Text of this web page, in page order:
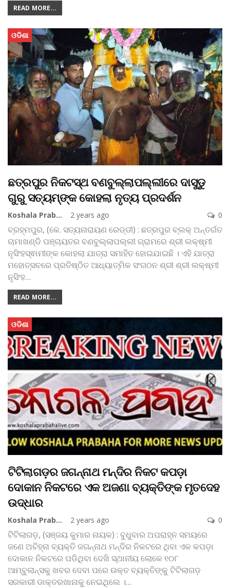
READ MORE...
ଓଡିଶା
ଛତ୍ରପୁର ନିକଟସ୍ଥ ବଣବୁଲ୍ଲାପଲ୍ଲୀରେ ଦାସୁଡୁ
ଗୁରୁ ସତ୍ୟମ୍‌ଙ୍କ କୋହଲା ନୃତ୍ୟ ପ୍ରଦର୍ଶନ
Koshala Prabaha 2 years ago 0
ବ୍ରହ୍ମପୁର, (କେ. ସତ୍ୟନାରାୟଣ ରେଡ୍ଡୀ) : ଛତ୍ରପୁର ବ୍ଲକ୍ ଅନ୍ତର୍ଗତ
ଚାମାଖଣ୍ଡି ପଞ୍ଚାୟତର ବଣବୁଲ୍ଲାପଲ୍ଲୀ ଗ୍ରାମରେ ଶ୍ରୀ ଲକ୍ଷ୍ମୀ
ନୃସିଂହସ୍ଵାମୀଙ୍କ କୋହଲା ଯାତ୍ରା ସମାହିତ ହୋଇଯାଇଛି । ଏହି ଯାତ୍ରା
ମହୋତ୍ସବରେ ପ୍ରତିଷ୍ଠିତ ଆଧ୍ୟାତ୍ମିକ ସଂଗଠନ ଶ୍ରୀ ଶ୍ରୀ ଲକ୍ଷ୍ମୀ
ନୃସିଂହ…
READ MORE...
ଓଡିଶା
ଟିଟିଲାଗଡ଼ର ଜଗନ୍ନାଥ ମନ୍ଦିର ନିକଟ କପଡ଼ା
ଦୋକାନ ନିକଟରେ ଏକ ଅଜଣା ବ୍ୟକ୍ତିଙ୍କ ମୃତଦେହ
ଉଦ୍ଧାର
Koshala Prabaha 2 years ago 0
ଟିଟିଲାଗଡ଼, (ସଞ୍ଜୟ କୁମାର ନାୟକ) : ବୁଧୁବାର ଅପରାହ୍ନ ସମୟରେ
ଜଣେ ଅଚିହ୍ନା ବ୍ୟକ୍ତି ଜଗନ୍ନାଥ ମନ୍ଦିର ନିକଟରେ ଥିବା ଏକ କପଡ଼ା
ଦୋକାନ ନିକଟରେ ପଡିଥିବା ଦେଖି ସ୍ଥାନୀୟ ଲୋକେ ୧୦୮
ଆମ୍ବୁଲାନ୍ସକୁ ଖବର ଦେବା ପରେ ଉକ୍ତ ବ୍ୟକ୍ତିଙ୍କୁ ଟିଟିଲାଗଡ଼
ସରକାରୀ ଡାକ୍ତରଖାନାକୁ ନେଇଥିଲେ ।…